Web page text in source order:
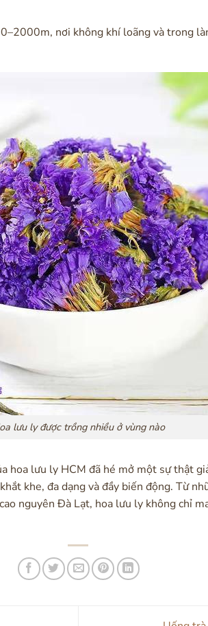
nơi không khí loãng và trong
lưu ly được trồng nhiều ở vùng nào
hoa lưu ly HCM đã hé mở một sự thật
khe, đa dạng và đầy biến động. Từ
nguyên Đà Lạt, hoa lưu ly không chỉ